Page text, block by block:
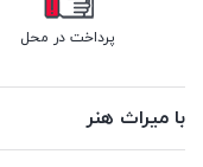
پرداخت در محل
با میراث هنر